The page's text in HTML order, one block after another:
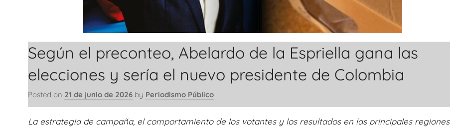
Según el preconteo, Abelardo de la Espriella gana las
elecciones y sería el nuevo presidente de Colombia
Posted on 21 de junio de 2026 by Periodismo Público
La estrategia de campaña, el comportamiento de los votantes y los resultados en las principales regiones